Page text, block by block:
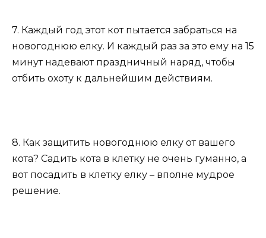
7. Каждый год этот кот пытается забраться на
новогоднюю елку. И каждый раз за это ему на 15
минут надевают праздничный наряд, чтобы
отбить охоту к дальнейшим действиям.
8. Как защитить новогоднюю елку от вашего
кота? Садить кота в клетку не очень гуманно, а
вот посадить в клетку елку – вполне мудрое
решение.